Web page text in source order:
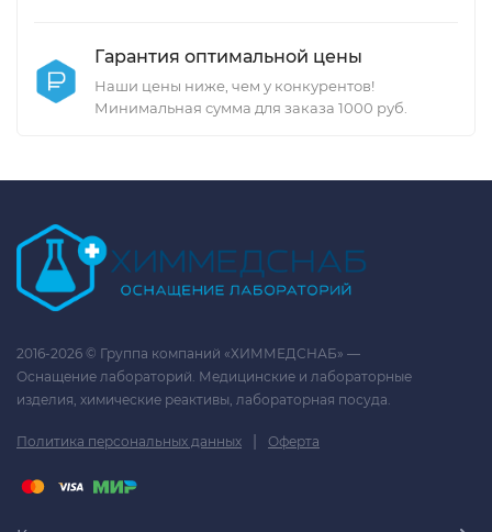
Гарантия оптимальной цены
Наши цены ниже, чем у конкурентов!
Минимальная сумма для заказа 1000 руб.
2016-2026 © Группа компаний «ХИММЕДСНАБ» —
Оснащение лабораторий. Медицинские и лабораторные
изделия, химические реактивы, лабораторная посуда.
Политика персональных данных | Оферта